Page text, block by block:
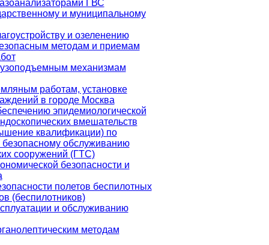
ГВС
и муниципальному
и озеленению
методам и приемам
механизмам
работам, установке
в городе Москва
эпидемиологической
вмешательств
квалификации) по
безопасному обслуживанию
сооружений (ГТС)
безопасности и
полетов беспилотных
(беспилотников)
и обслуживанию
методам